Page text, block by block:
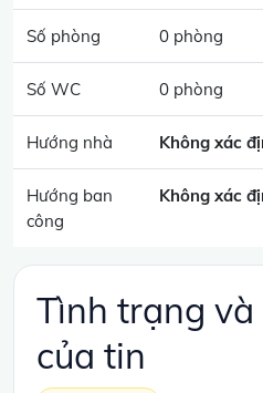
Số phòng 0 phòng
Số WC 0 phòng
Hướng nhà Không xác
Hướng ban
công
Không xác
Tình trạng và
của tin